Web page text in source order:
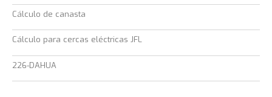
Cálculo de canasta
Cálculo para cercas eléctricas JFL
226-DAHUA